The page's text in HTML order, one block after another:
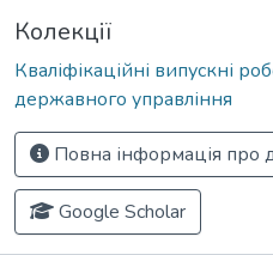
Колекції
Кваліфікаційні випускні
державного управління
Повна інформація про
Google Scholar